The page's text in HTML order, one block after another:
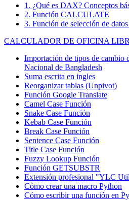
1. ¿Qué es DAX? Conceptos
2. Función CALCULATE
3. Función de selección de
CALCULADOR DE OFICINA
Importación de tipos de cambio
Nacional de Bangladesh
Suma escrita en ingles
Reorganizar tablas (Unpivot)
Función Google Translate
Camel Case Función
Snake Case Función
Kebab Case Función
Break Case Función
Sentence Case Función
Title Case Función
Fuzzy Lookup Función
Función GETSUBSTR
Extensión profesional "YLC
Cómo crear una macro Python
Cómo escribir una función en